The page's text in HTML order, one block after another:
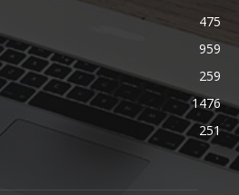
475
959
259
1476
251